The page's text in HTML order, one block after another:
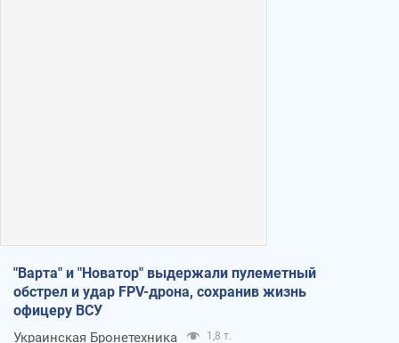
"Варта" и "Новатор" выдержали пулеметный
обстрел и удар FPV-дрона, сохранив жизнь
офицеру ВСУ
Украинская Бронетехника 1,8 т.